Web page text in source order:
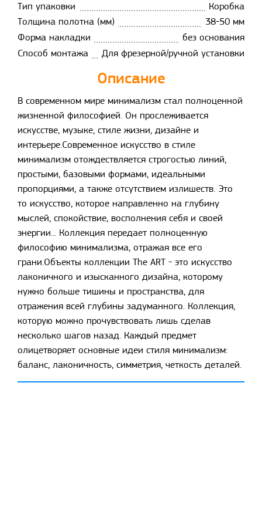
Тип упаковки
Коробка
Толщина полотна (мм)
38-50 мм
Форма накладки
без основания
Способ монтажа
Для фрезерной/ручной установки
Описание
В современном мире минимализм стал полноценной
жизненной философией. Он прослеживается
искусстве, музыке, стиле жизни, дизайне и
интерьере.Современное искусство в стиле
минимализм отождествляется строгостью линий,
простыми, базовыми формами, идеальными
пропорциями, а также отсутствием излишеств. Это
то искусство, которое направленно на глубину
мыслей, спокойствие, восполнения себя и своей
энергии... Коллекция передает полноценную
философию минимализма, отражая все его
грани.Объекты коллекции The ART - это искусство
лаконичного и изысканного дизайна, которому
нужно больше тишины и пространства, для
отражения всей глубины задуманного. Коллекция,
которую можно прочувствовать лишь сделав
несколько шагов назад. Каждый предмет
олицетворяет основные идеи стиля минимализм:
баланс, лаконичность, симметрия, четкость деталей.